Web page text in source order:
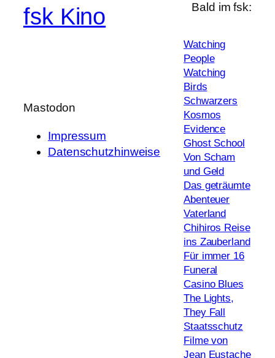
fsk Kino
Mastodon
Impressum
Datenschutzhinweise
Bald im fsk:
Watching
People
Watching
Birds
Schwarzers
Kosmos
Evidence
Ghost School
Von Scham
und Geld
Das geträumte
Abenteuer
Vaterland
Chihiros Reise
ins Zauberland
Für immer 16
Funeral
Casino Blues
The Lights,
They Fall
Staatsschutz
Filme von
Jean Eustache